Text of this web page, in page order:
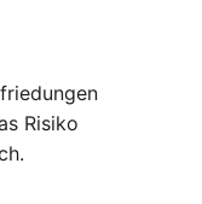
Risiko